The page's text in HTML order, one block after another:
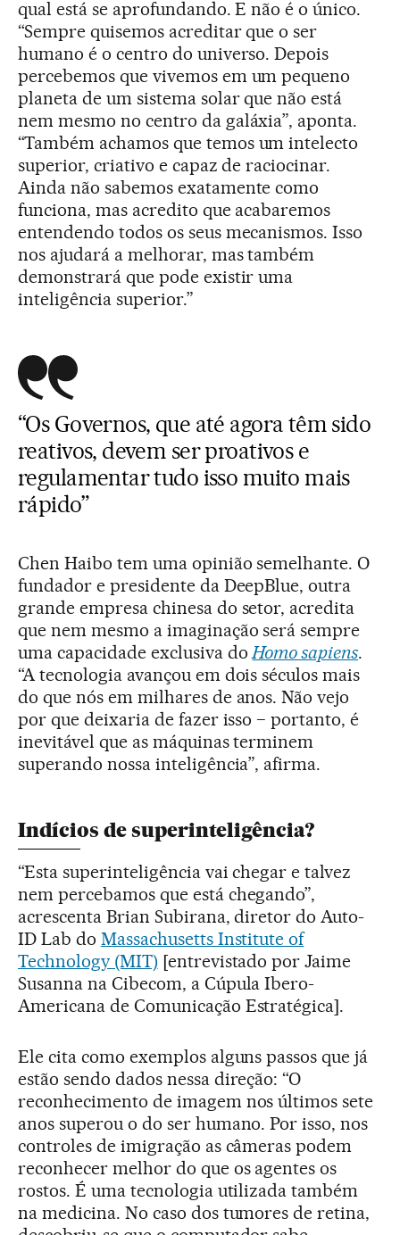
qual está se aprofundando. E não é o único.
“Sempre quisemos acreditar que o ser
humano é o centro do universo. Depois
percebemos que vivemos em um pequeno
planeta de um sistema solar que não está
nem mesmo no centro da galáxia”, aponta.
“Também achamos que temos um intelecto
superior, criativo e capaz de raciocinar.
Ainda não sabemos exatamente como
funciona, mas acredito que acabaremos
entendendo todos os seus mecanismos. Isso
nos ajudará a melhorar, mas também
demonstrará que pode existir uma
inteligência superior.”
“Os Governos, que até agora têm sido
reativos, devem ser proativos e
regulamentar tudo isso muito mais
rápido”
Chen Haibo tem uma opinião semelhante. O
fundador e presidente da DeepBlue, outra
grande empresa chinesa do setor, acredita
que nem mesmo a imaginação será sempre
uma capacidade exclusiva doHomo sapiens.
“A tecnologia avançou em dois séculos mais
do que nós em milhares de anos. Não vejo
por que deixaria de fazer isso − portanto, é
inevitável que as máquinas terminem
superando nossa inteligência”, afirma.
Indícios de superinteligência?
“Esta superinteligência vai chegar e talvez
nem percebamos que está chegando”,
acrescenta Brian Subirana, diretor do Auto-
ID Lab do Massachusetts Institute of
Technology (MIT) [entrevistado por Jaime
Susanna na Cibecom, a Cúpula Ibero-
Americana de Comunicação Estratégica].
Ele cita como exemplos alguns passos que já
estão sendo dados nessa direção: “O
reconhecimento de imagem nos últimos sete
anos superou o do ser humano. Por isso, nos
controles de imigração as câmeras podem
reconhecer melhor do que os agentes os
rostos. É uma tecnologia utilizada também
na medicina. No caso dos tumores de retina,